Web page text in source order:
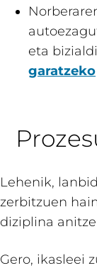
eta
garatzeko
Lehenik,
zerbitzuen
diziplina
Gero, ikasleei